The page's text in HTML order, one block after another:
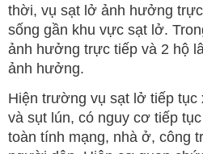
thời, vụ sạt lở ảnh hưởng
sống gần khu vực sạt lở.
ảnh hưởng trực tiếp và 2 hộ
ảnh hưởng.
Hiện trường vụ sạt lở tiếp tục
và sụt lún, có nguy cơ tiếp
toàn tính mạng, nhà ở, công